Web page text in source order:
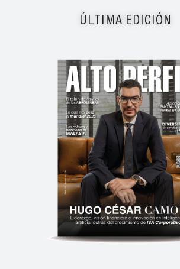
ÚLTIMA EDICIÓN